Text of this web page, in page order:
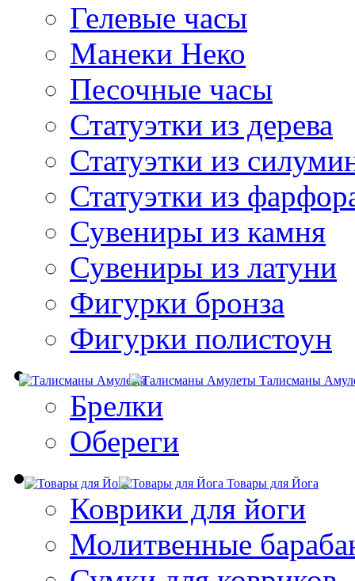
Гелевые часы
Манеки Неко
Песочные часы
Статуэтки из дерева
Статуэтки из
Статуэтки из
Сувениры из камня
Сувениры из латуни
Фигурки бронза
Фигурки полистоун
Талисманы
Брелки
Обереги
Товары для Йога
Коврики для йоги
Молитвенные